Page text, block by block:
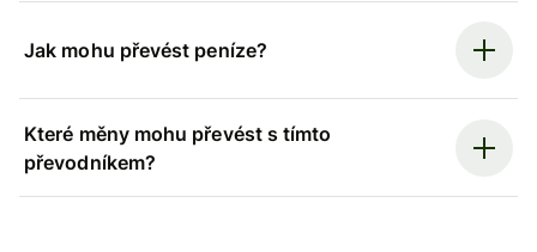
Jak mohu převést peníze?
Které měny mohu převést s tímto
převodníkem?